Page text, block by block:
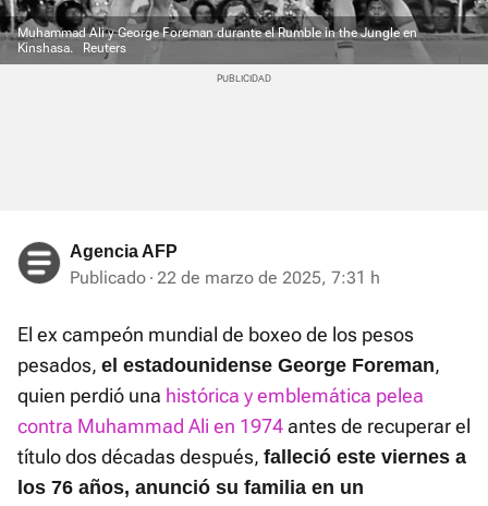
Muhammad Ali y George Foreman durante el Rumble in the Jungle en
Kinshasa.
Reuters
Agencia AFP
Publicado 22 de marzo de 2025, 7:31 h
El ex campeón mundial de boxeo de los pesos
pesados, el estadounidense George Foreman,
quien perdió una histórica y emblemática pelea
contra Muhammad Ali en 1974antes de recuperar el
título dos décadas después, falleció este viernes a
los 76 años, anunció su familia en un